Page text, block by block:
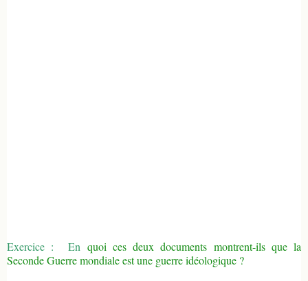
Exercice : En quoi ces deux documents montrent-ils que la
Seconde Guerre mondiale est une guerre idéologique ?